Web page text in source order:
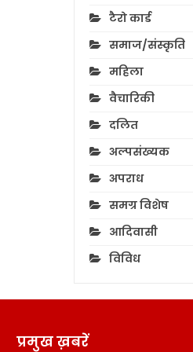
टैरो कार्ड
समाज/संस्कृति
महिला
वैचारिकी
दलित
अल्पसंख्यक
अपराध
समग्र विशेष
आदिवासी
विविध
प्रमुख ख़बरें